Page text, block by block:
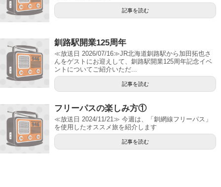
記事を読む
釧路駅開業125周年
≪放送日 2026/07/16≫JR北海道釧路駅から加田拓也さ
んをゲストにお迎えして、釧路駅開業125周年記念イベ
ントについてご紹介いただ...
記事を読む
フリーパスの楽しみ方①
≪放送日 2024/11/21≫ 今週は、「釧網線フリーパス」
を使用したオススメ旅を紹介します
記事を読む